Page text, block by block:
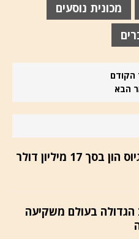
מכונית נוסעים
הקודם
הבא
גיוס הון / אינטל מובילה גיוס הון בסך 17 מיליון דולר
הגדולה בעולם משקיעה